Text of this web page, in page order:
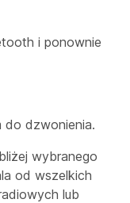
i ponownie
do dzwonienia.
wybranego
od wszelkich
lub